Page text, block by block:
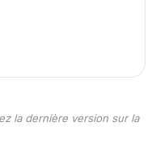
la dernière version sur la